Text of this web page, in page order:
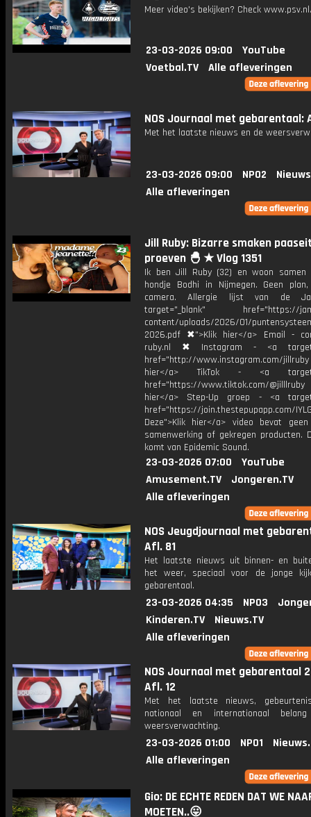
Meer video's bekijken? Check
23-03-2026 09:00
YouTube
Voetbal.TV
Alle afleveringen
NOS Journaal met gebarentaal:
Met het laatste nieuws en de
23-03-2026 09:00 NPO2
Alle afleveringen
Jill Ruby: Bizarre smaken
proeven 🐣 ★ Vlog 1351
Ik ben Jill Ruby (32) en woon
hondje Bodhi in Nijmegen. Geen
camera. Allergie lijst van de
target="_blank" href="https://
content/uploads/2026/01/
2026.pdf ✖">Klik hier</a> Email -
ruby.nl ✖ Instagram - <a
href="http://www.instagram.com/
hier</a> TikTok - <a
href="https://www.tiktok.com/
hier</a> Step-Up groep - <a
href="https://join.thestepupapp.com/
Deze">Klik hier</a> video bevat
samenwerking of gekregen producten.
komt van Epidemic Sound.
23-03-2026 07:00
YouTube
Amusement.TV
Jongeren.TV
Alle afleveringen
NOS Jeugdjournaal met
Afl. 81
Het laatste nieuws uit binnen- en
het weer, speciaal voor de jonge
gebarentaal.
23-03-2026 04:35 NPO3
Kinderen.TV
Nieuws.TV
Alle afleveringen
NOS Journaal met gebarentaal
Afl. 12
Met het laatste nieuws,
nationaal en internationaal
weersverwachting.
23-03-2026 01:00 NPO1
Alle afleveringen
Gio: DE ECHTE REDEN DAT WE
MOETEN..😛